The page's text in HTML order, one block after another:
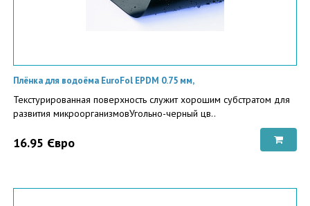
Плёнка для водоёма EuroFol EPDM 0.75 мм,
Текстурированная поверхность служит хорошим субстратом для
развития микроорганизмовУгольно-черный цв..
16.95 Євро